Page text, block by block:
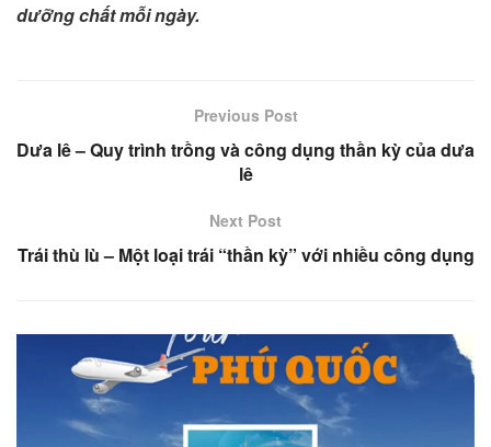
dưỡng chất mỗi ngày.
Previous Post
Dưa lê – Quy trình trồng và công dụng thần kỳ của dưa
lê
Next Post
Trái thù lù – Một loại trái “thần kỳ” với nhiều công dụng